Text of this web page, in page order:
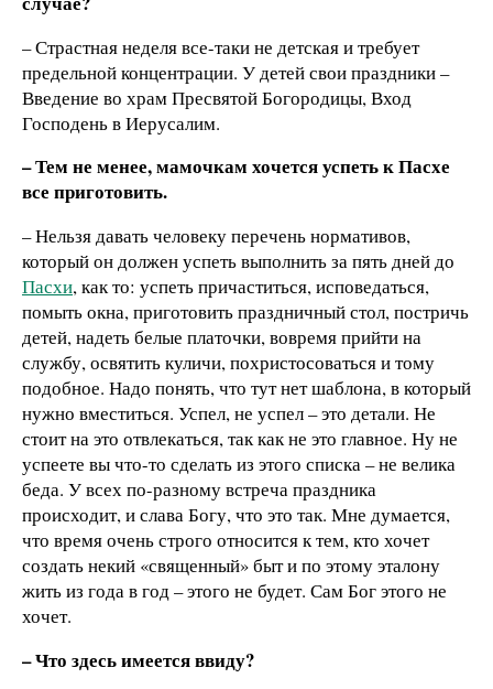
– Страстная неделя все-таки не детская и требует
предельной концентрации. У детей свои праздники –
Введение во храм Пресвятой Богородицы, Вход
Господень в Иерусалим.
– Тем не менее, мамочкам хочется успеть к Пасхе
все приготовить.
– Нельзя давать человеку перечень нормативов,
который он должен успеть выполнить за пять дней до
Пасхи, как то: успеть причаститься, исповедаться,
помыть окна, приготовить праздничный стол, постричь
детей, надеть белые платочки, вовремя прийти на
службу, освятить куличи, похристосоваться и тому
подобное. Надо понять, что тут нет шаблона, в который
нужно вместиться. Успел, не успел – это детали. Не
стоит на это отвлекаться, так как не это главное. Ну не
успеете вы что-то сделать из этого списка – не велика
беда. У всех по-разному встреча праздника
происходит, и слава Богу, что это так. Мне думается,
что время очень строго относится к тем, кто хочет
создать некий «священный» быт и по этому эталону
жить из года в год – этого не будет. Сам Бог этого не
хочет.
– Что здесь имеется ввиду?